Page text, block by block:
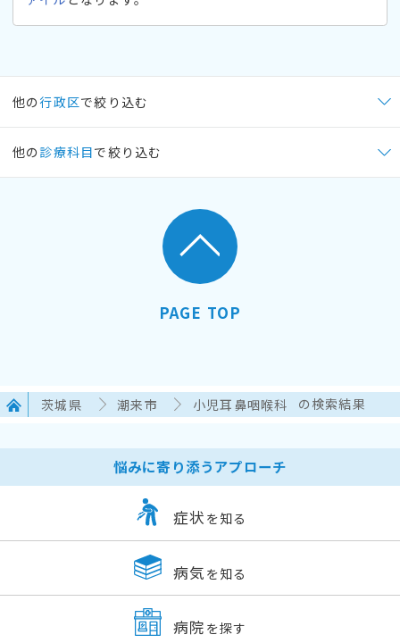
他の行政区で絞り込む
他の 診療科目で絞り込む
PAGE TOP
茨城県 潮来市 小児耳鼻咽喉科 の検索結果
悩みに寄り添うアプローチ
症状 を知る
病気 を知る
病院 を探す